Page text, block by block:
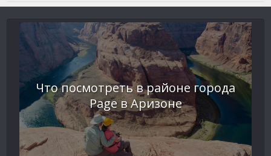
Что посмотреть в районе города
Page в Аризоне